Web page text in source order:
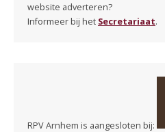
website adverteren?
Informeer bij het Secretariaat.
RPV Arnhem is aangesloten bij: